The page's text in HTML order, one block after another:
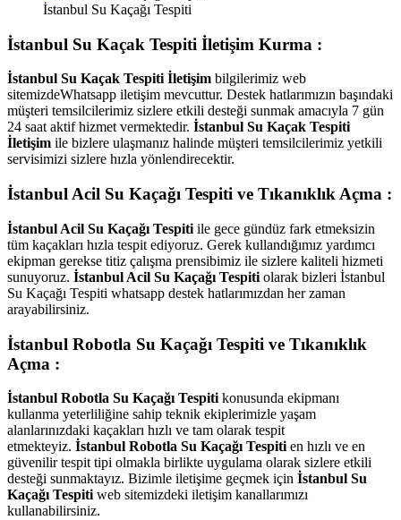
İstanbul Su Kaçağı Tespiti
İstanbul Su Kaçak Tespiti İletişim Kurma :
İstanbul Su Kaçak Tespiti İletişim bilgilerimiz web
sitemizdeWhatsapp iletişim mevcuttur. Destek hatlarımızın başındaki
müşteri temsilcilerimiz sizlere etkili desteği sunmak amacıyla 7 gün
24 saat aktif hizmet vermektedir. İstanbul Su Kaçak Tespiti
İletişim ile bizlere ulaşmanız halinde müşteri temsilcilerimiz yetkili
servisimizi sizlere hızla yönlendirecektir.
İstanbul Acil Su Kaçağı Tespiti ve Tıkanıklık Açma :
İstanbul Acil Su Kaçağı Tespiti ile gece gündüz fark etmeksizin
tüm kaçakları hızla tespit ediyoruz. Gerek kullandığımız yardımcı
ekipman gerekse titiz çalışma prensibimiz ile sizlere kaliteli hizmeti
sunuyoruz. İstanbul Acil Su Kaçağı Tespiti olarak bizleri İstanbul
Su Kaçağı Tespiti whatsapp destek hatlarımızdan her zaman
arayabilirsiniz.
İstanbul Robotla Su Kaçağı Tespiti ve Tıkanıklık
Açma :
İstanbul Robotla Su Kaçağı Tespiti konusunda ekipmanı
kullanma yeterliliğine sahip teknik ekiplerimizle yaşam
alanlarınızdaki kaçakları hızlı ve tam olarak tespit
etmekteyiz. İstanbul Robotla Su Kaçağı Tespiti en hızlı ve en
güvenilir tespit tipi olmakla birlikte uygulama olarak sizlere etkili
desteği sunmaktayız. Bizimle iletişime geçmek için İstanbul Su
Kaçağı Tespiti web sitemizdeki iletişim kanallarımızı
kullanabilirsiniz.